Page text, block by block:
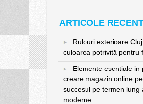
ARTICOLE
Rulouri exterioare
culoarea potrivită pentru
Elemente esentiale in
creare magazin online
succesul pe termen lung
moderne